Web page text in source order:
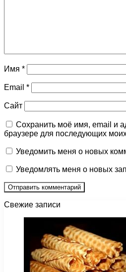
Имя *
Email *
Сайт
Сохранить моё имя, email и
браузере для последующих
Уведомить меня о новых
Уведомлять меня о новых
Свежие записи